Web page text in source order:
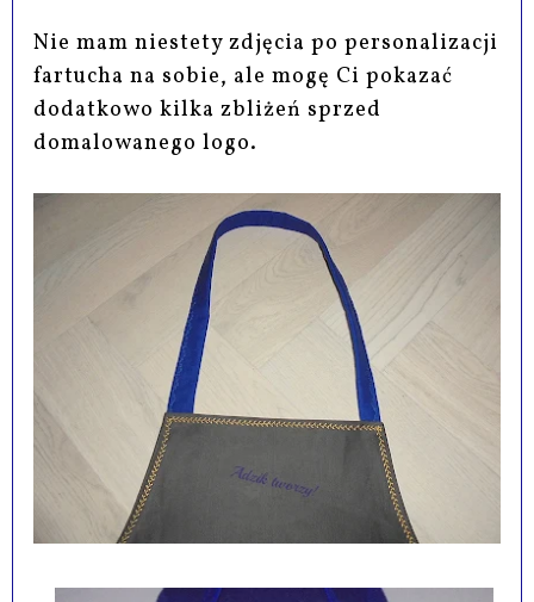
Nie mam niestety zdjęcia po personalizacji
fartucha na sobie, ale mogę Ci pokazać
dodatkowo kilka zbliżeń sprzed
domalowanego logo.